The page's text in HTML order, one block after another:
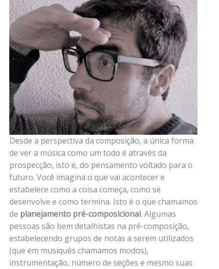
Desde a perspectiva da composição, a única forma
de ver a música como um todo é através da
prospecção, isto é, do pensamento voltado para o
futuro. Você imagina o que vai acontecer e
estabelece como a coisa começa, como se
desenvolve e como termina. Isto é o que chamamos
de planejamento pré-composicional. Algumas
pessoas são bem detalhistas na pré-composição,
estabelecendo grupos de notas a serem utilizados
(que em musiquês chamamos modos),
instrumentação, número de seções e mesmo suas